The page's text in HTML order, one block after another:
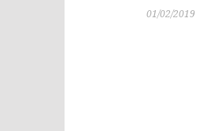
01/02/2019